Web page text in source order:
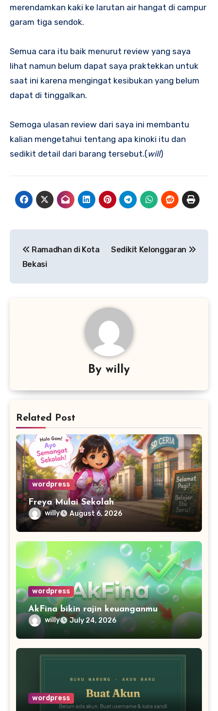
merendamkan kaki ke larutan air hangat di campur
garam tiga sendok.
Semua cara itu baik menurut review yang saya
lihat namun belum dapat saya praktekkan untuk
saat ini karena mengingat kesibukan yang belum
dapat di tinggalkan.
Semoga ulasan review dari saya ini membantu
kalian mengetahui tentang apa kinoki itu dan
sedikit detail dari barang tersebut.(will)
navigation
Ramadhan di Kota
Bekasi
Sedikit Kelonggaran
By willy
Related Post
wordpress
Freya Mulai Sekolah
willy August 6, 2026
wordpress
AkFina bikin rajin keuanganmu
willy July 24, 2026
wordpress